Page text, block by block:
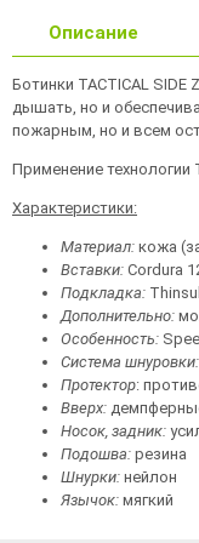
Описание
Ботинки TACTICAL
дышать, но и
пожарным, но и всем
Применение
Характеристики:
Материал: кожа
Вставки: Cordura
Подкладка:
Дополнительно:
Особенность:
Система шнуровки:
Протектор:
Вверх:
Носок, задник:
Подошва: резина
Шнурки: нейлон
Язычок: мягкий